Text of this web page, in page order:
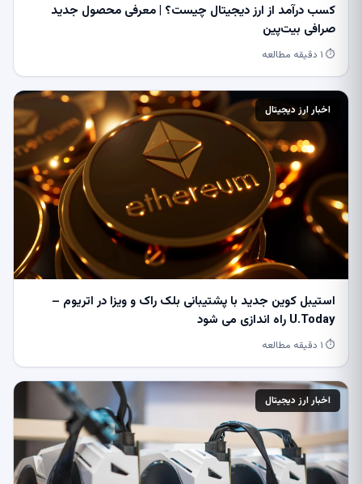
کسب درآمد از ارز دیجیتال چیست؟ | معرفی محصول جدید
صرافی بیت‌پین
⏱ ۱ دقیقه مطالعه
اخبار ارز دیجیتال
استیبل کوین جدید با پشتیبانی بلک راک و ویزا در اتریوم –
U.Today راه اندازی می شود
⏱ ۱ دقیقه مطالعه
اخبار ارز دیجیتال